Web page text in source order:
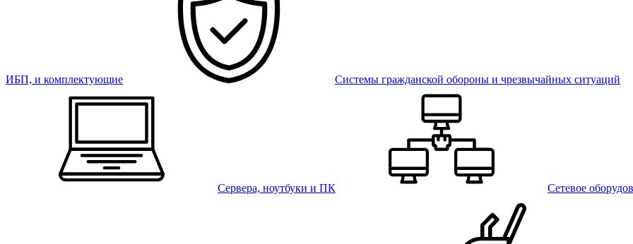
ИБП, и комплектующие Системы гражданской обороны и чрезвычайных ситуаций
Сервера, ноутбуки и ПК Сетевое